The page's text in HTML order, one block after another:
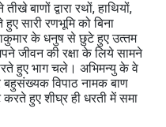
द्वारा रथों, हाथियों,
सारी रणभूमि को बिना
के धनुष से छुटे हुए उत्‍तम
जीवन की रक्षा के लिये सामने
हुए भाग चले। अभिमन्‍यु के वे
बहुसंख्‍यक विपाठ नामक बाण
हुए शीघ्र ही धरती में समा